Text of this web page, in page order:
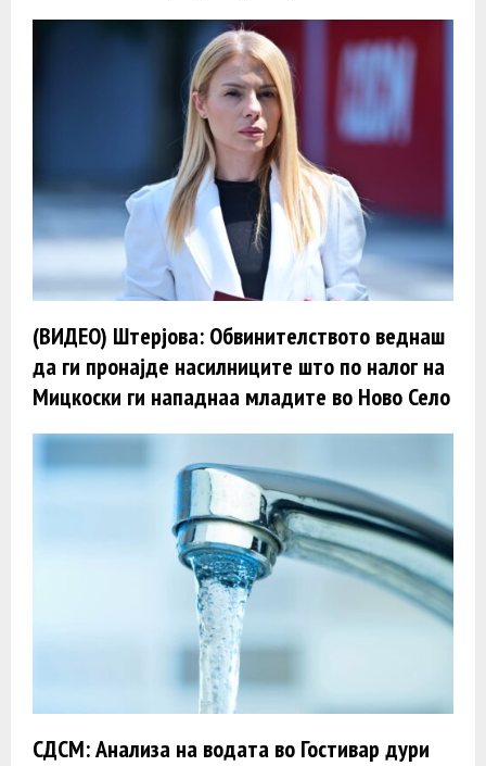
(ВИДЕО) Штерјова: Обвинителството веднаш
да ги пронајде насилниците што по налог на
Мицкоски ги нападнаа младите во Ново Село
СДСМ: Анализа на водата во Гостивар дури